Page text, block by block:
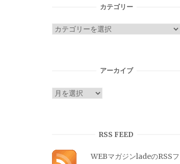
カテゴリー
カ
アーカイブ
ア
RSS FEED
WEBマガジンladeのRSSフ